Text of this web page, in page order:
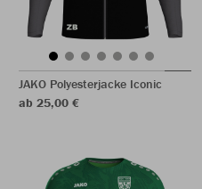
JAKO Polyesterjacke Iconic
ab 25,00 €